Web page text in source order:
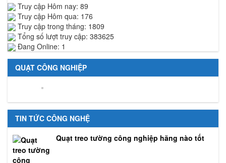
Truy cập Hôm nay: 89
Truy cập Hôm qua: 176
Truy cập trong tháng: 1809
Tổng số lượt truy cập: 383625
Đang Online: 1
QUẠT CÔNG NGHIỆP
TIN TỨC CÔNG NGHỆ
Quạt treo tường công nghiệp hãng nào tốt